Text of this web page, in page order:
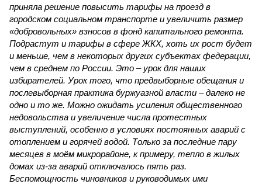
приняла решение повысить тарифы на проезд в
городском социальном транспорте и увеличить размер
«добровольных» взносов в фонд капитального ремонта.
Подрастут и тарифы в сфере ЖКХ, хоть их рост будет
и меньше, чем в некоторых других субъектах федерации,
чем в среднем по России. Это – урок для наших
избирателей. Урок того, что предвыборные обещания и
послевыборная практика буржуазной власти – далеко не
одно и то же. Можно ожидать усиления общественного
недовольства и увеличение числа протестных
выступлений, особенно в условиях постоянных аварий с
отоплением и горячей водой. Только за последние пару
месяцев в моём микрорайоне, к примеру, тепло в жилых
домах из-за аварий отключалось пять раз.
Беспомощность чиновников и руководимых ими